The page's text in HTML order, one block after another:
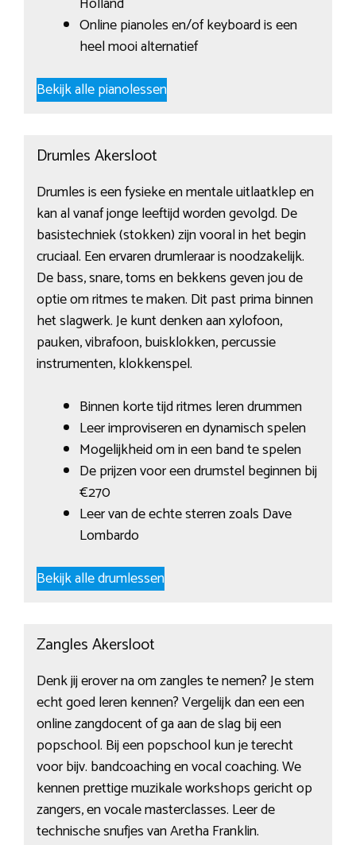
Online pianoles en/of keyboard is een
heel mooi alternatief
Bekijk alle pianolessen
Drumles Akersloot
Drumles is een fysieke en mentale uitlaatklep en
kan al vanaf jonge leeftijd worden gevolgd. De
basistechniek (stokken) zijn vooral in het begin
cruciaal. Een ervaren drumleraar is noodzakelijk.
De bass, snare, toms en bekkens geven jou de
optie om ritmes te maken. Dit past prima binnen
het slagwerk. Je kunt denken aan xylofoon,
pauken, vibrafoon, buisklokken, percussie
instrumenten, klokkenspel.
Binnen korte tijd ritmes leren drummen
Leer improviseren en dynamisch spelen
Mogelijkheid om in een band te spelen
De prijzen voor een drumstel beginnen bij
€270
Leer van de echte sterren zoals Dave
Lombardo
Bekijk alle drumlessen
Zangles Akersloot
Denk jij erover na om zangles te nemen? Je stem
echt goed leren kennen? Vergelijk dan een een
online zangdocent of ga aan de slag bij een
popschool. Bij een popschool kun je terecht
voor bijv. bandcoaching en vocal coaching. We
kennen prettige muzikale workshops gericht op
zangers, en vocale masterclasses. Leer de
technische snufjes van Aretha Franklin.